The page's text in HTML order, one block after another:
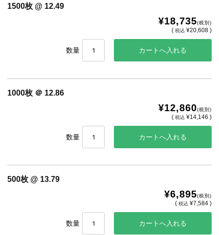
1500枚 @ 12.49
¥18,735(税別)
(税込 ¥20,608 )
数量
1000枚 ＠ 12.86
¥12,860(税別)
(税込 ¥14,146 )
数量
500枚 @ 13.79
¥6,895(税別)
(税込 ¥7,584 )
数量